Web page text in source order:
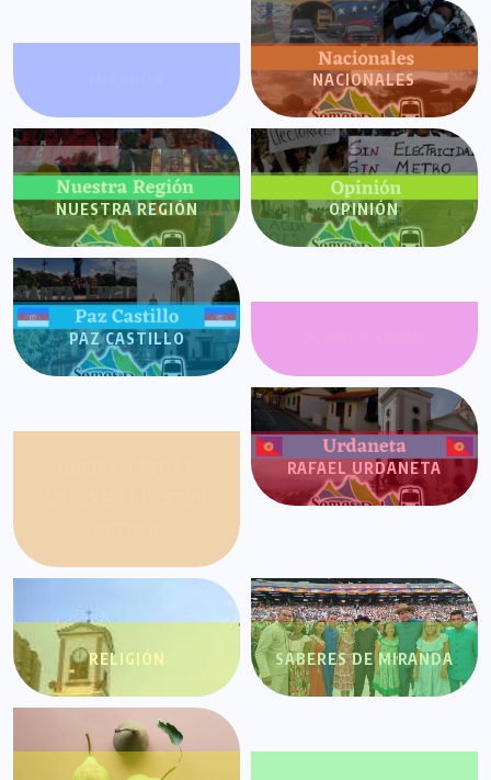
NACIONALES
NUESTRA REGIÓN OPINIÓN
PAZ CASTILLO
RAFAEL URDANETA
RELIGIÓN SABERES DE MIRANDA